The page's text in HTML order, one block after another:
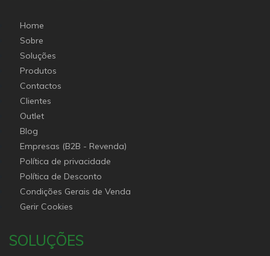
Home
Sobre
Soluções
Produtos
Contactos
Clientes
Outlet
Blog
Empresas (B2B - Revenda)
Política de privacidade
Política de Desconto
Condições Gerais de Venda
Gerir Cookies
SOLUÇÕES